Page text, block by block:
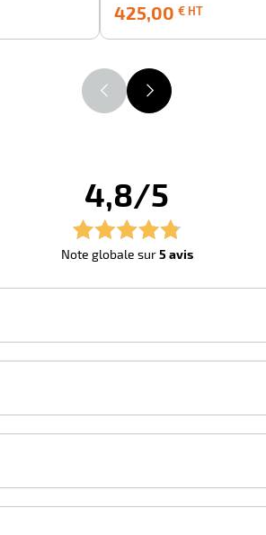
425,00 € HT
HT
4,8/5
Note globale sur5 avis